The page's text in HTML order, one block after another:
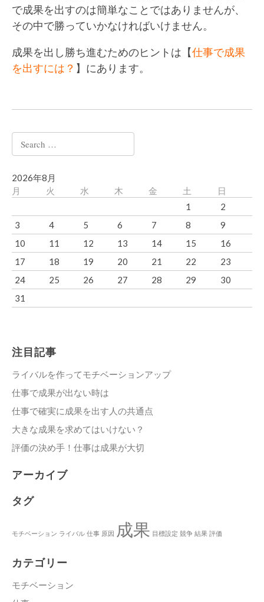
で成果を出すのは簡単なことではありませんが、
その中で勝っていかなければいけません。
成果を出し勝ち進むためのヒントは【仕事で成果
を出すには？ 】にあります。
for:
2026年8月
月
火 水 木 金 土
日
1
2
3
4 5 6 7 8
9
10
11 12 13 14 15
16
17
18 19 20 21 22
23
24
25 26 27 28 29
30
31
注目記事
ライバルを作ってモチベーションアップ
仕事で成果が出ない時は
仕事で確実に成果を出す人の共通点
大きな成果を求めてはいけない？
評価の決め手！仕事は成果が大切
アーカイブ
タグ
モチベーション ライバル 仕事 原因 成果 目標設定 競争 結果 評価
カテゴリー
モチベーション